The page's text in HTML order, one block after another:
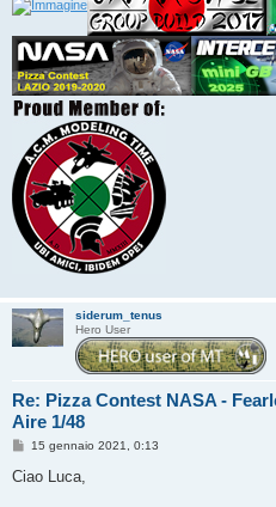
siderum_tenus
Hero User
Re: Pizza Contest NASA -
Aire 1/48
M
s
15 gennaio 2021, 0:13
Ciao Luca,